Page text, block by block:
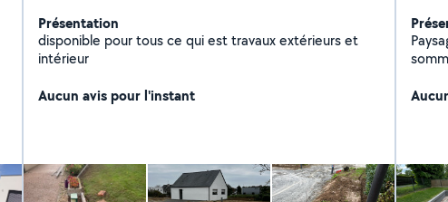
Présentation
disponible pour tous ce qui est travaux extérieurs et
intérieur
Aucun avis pour l'instant